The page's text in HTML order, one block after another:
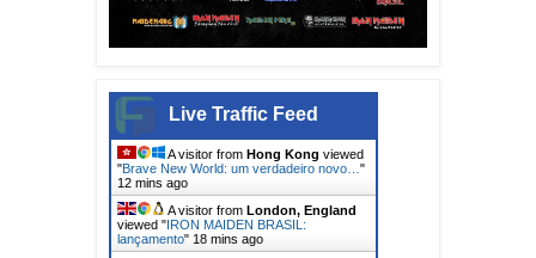
Live Traffic Feed
A visitor from Hong Kong viewed
"Brave New World: um verdadeiro novo… "
12 mins ago
A visitor from London, England
viewed "IRON MAIDEN BRASIL:
lançamento" 18 mins ago